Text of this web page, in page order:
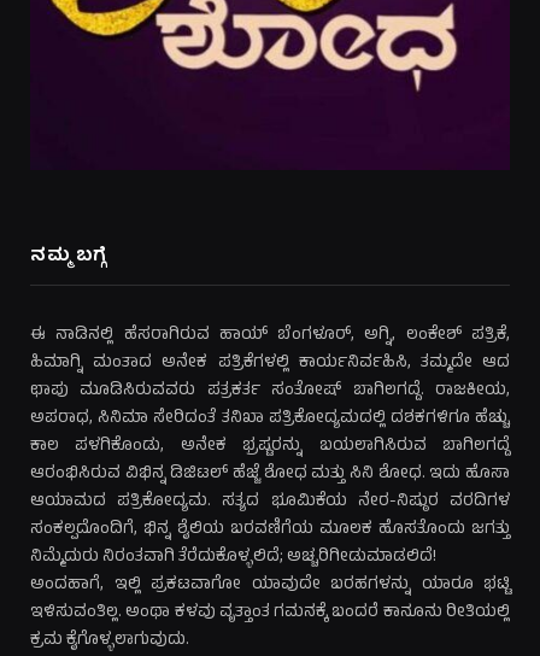
ನಮ್ಮ ಬಗ್ಗೆ
ಈ ನಾಡಿನಲ್ಲಿ ಹೆಸರಾಗಿರುವ ಹಾಯ್ ಬೆಂಗಳೂರ್, ಅಗ್ನಿ, ಲಂಕೇಶ್ ಪತ್ರಿಕೆ,
ಹಿಮಾಗ್ನಿ ಮಂತಾದ ಅನೇಕ ಪತ್ರಿಕೆಗಳಲ್ಲಿ ಕಾರ್ಯನಿರ್ವಹಿಸಿ, ತಮ್ಮದೇ ಆದ
ಛಾಪು ಮೂಡಿಸಿರುವವರು ಪತ್ರಕರ್ತ ಸಂತೋಷ್ ಬಾಗಿಲಗದ್ದೆ. ರಾಜಕೀಯ,
ಅಪರಾಧ, ಸಿನಿಮಾ ಸೇರಿದಂತೆ ತನಿಖಾ ಪತ್ರಿಕೋದ್ಯಮದಲ್ಲಿ ದಶಕಗಳಿಗೂ ಹೆಚ್ಚು
ಕಾಲ ಪಳಗಿಕೊಂಡು, ಅನೇಕ ಭ್ರಷ್ಟರನ್ನು ಬಯಲಾಗಿಸಿರುವ ಬಾಗಿಲಗದ್ದೆ
ಆರಂಭಿಸಿರುವ ವಿಭಿನ್ನ ಡಿಜಿಟಲ್ ಹೆಜ್ಜೆ ಶೋಧ ಮತ್ತು ಸಿನಿ ಶೋಧ. ಇದು ಹೊಸಾ
ಆಯಾಮದ ಪತ್ರಿಕೋದ್ಯಮ. ಸತ್ಯದ ಭೂಮಿಕೆಯ ನೇರ-ನಿಷ್ಠುರ ವರದಿಗಳ
ಸಂಕಲ್ಪದೊಂದಿಗೆ, ಭಿನ್ನ ಶೈಲಿಯ ಬರವಣಿಗೆಯ ಮೂಲಕ ಹೊಸತೊಂದು ಜಗತ್ತು
ನಿಮ್ಮೆದುರು ನಿರಂತವಾಗಿ ತೆರೆದುಕೊಳ್ಳಲಿದೆ; ಅಚ್ಚರಿಗೀಡುಮಾಡಲಿದೆ!
ಅಂದಹಾಗೆ, ಇಲ್ಲಿ ಪ್ರಕಟವಾಗೋ ಯಾವುದೇ ಬರಹಗಳನ್ನು ಯಾರೂ ಭಟ್ಟಿ
ಇಳಿಸುವಂತಿಲ್ಲ. ಅಂಥಾ ಕಳವು ವೃತ್ತಾಂತ ಗಮನಕ್ಕೆ ಬಂದರೆ ಕಾನೂನು ರೀತಿಯಲ್ಲಿ
ಕ್ರಮ ಕೈಗೊಳ್ಳಲಾಗುವುದು.